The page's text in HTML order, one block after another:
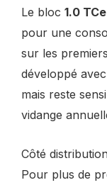
Le bloc 1.0
pour une
sur les
développé
mais reste
vidange
Côté
Pour plus de